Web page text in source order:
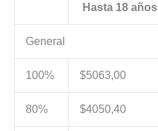
Hasta 18 años
General
100% $5063,00
80% $4050,40